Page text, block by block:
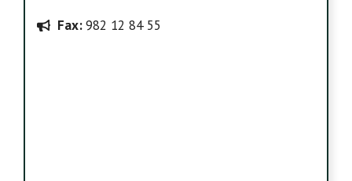
Fax:982 12 84 55